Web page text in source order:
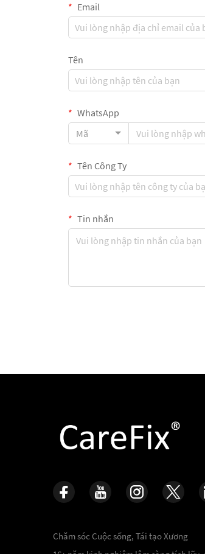
Email
Tên
WhatsApp
Mã
Tên Công Ty
Tin nhắn
Chăm sóc Cuộc sống, Tái tạo Xương